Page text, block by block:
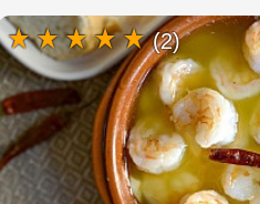
(2)